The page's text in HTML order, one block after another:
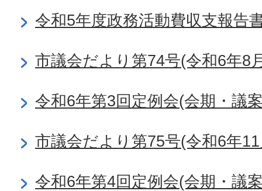
令和5年度政務活動費収支報告
市議会だより第74号(令和6年8
令和6年第3回定例会(会期・議
市議会だより第75号(令和6年
令和6年第4回定例会(会期・議